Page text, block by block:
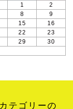
1
2
8
9
15
16
22
23
29
30
テゴリーの